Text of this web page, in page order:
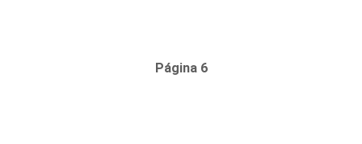
Página 6